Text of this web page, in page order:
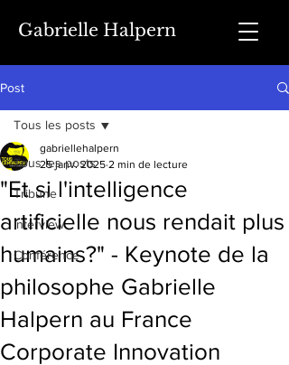
Gabrielle Halpern
Post
Tous les posts
Tribune
Interview
Conférence
Tous les posts
"Et si l'intelligence
artificielle nous rendait plus
humains?" - Keynote de la
philosophe Gabrielle
Halpern au France
Corporate Innovation
gabriellehalpern
25 janv. 2025 2 min de lecture